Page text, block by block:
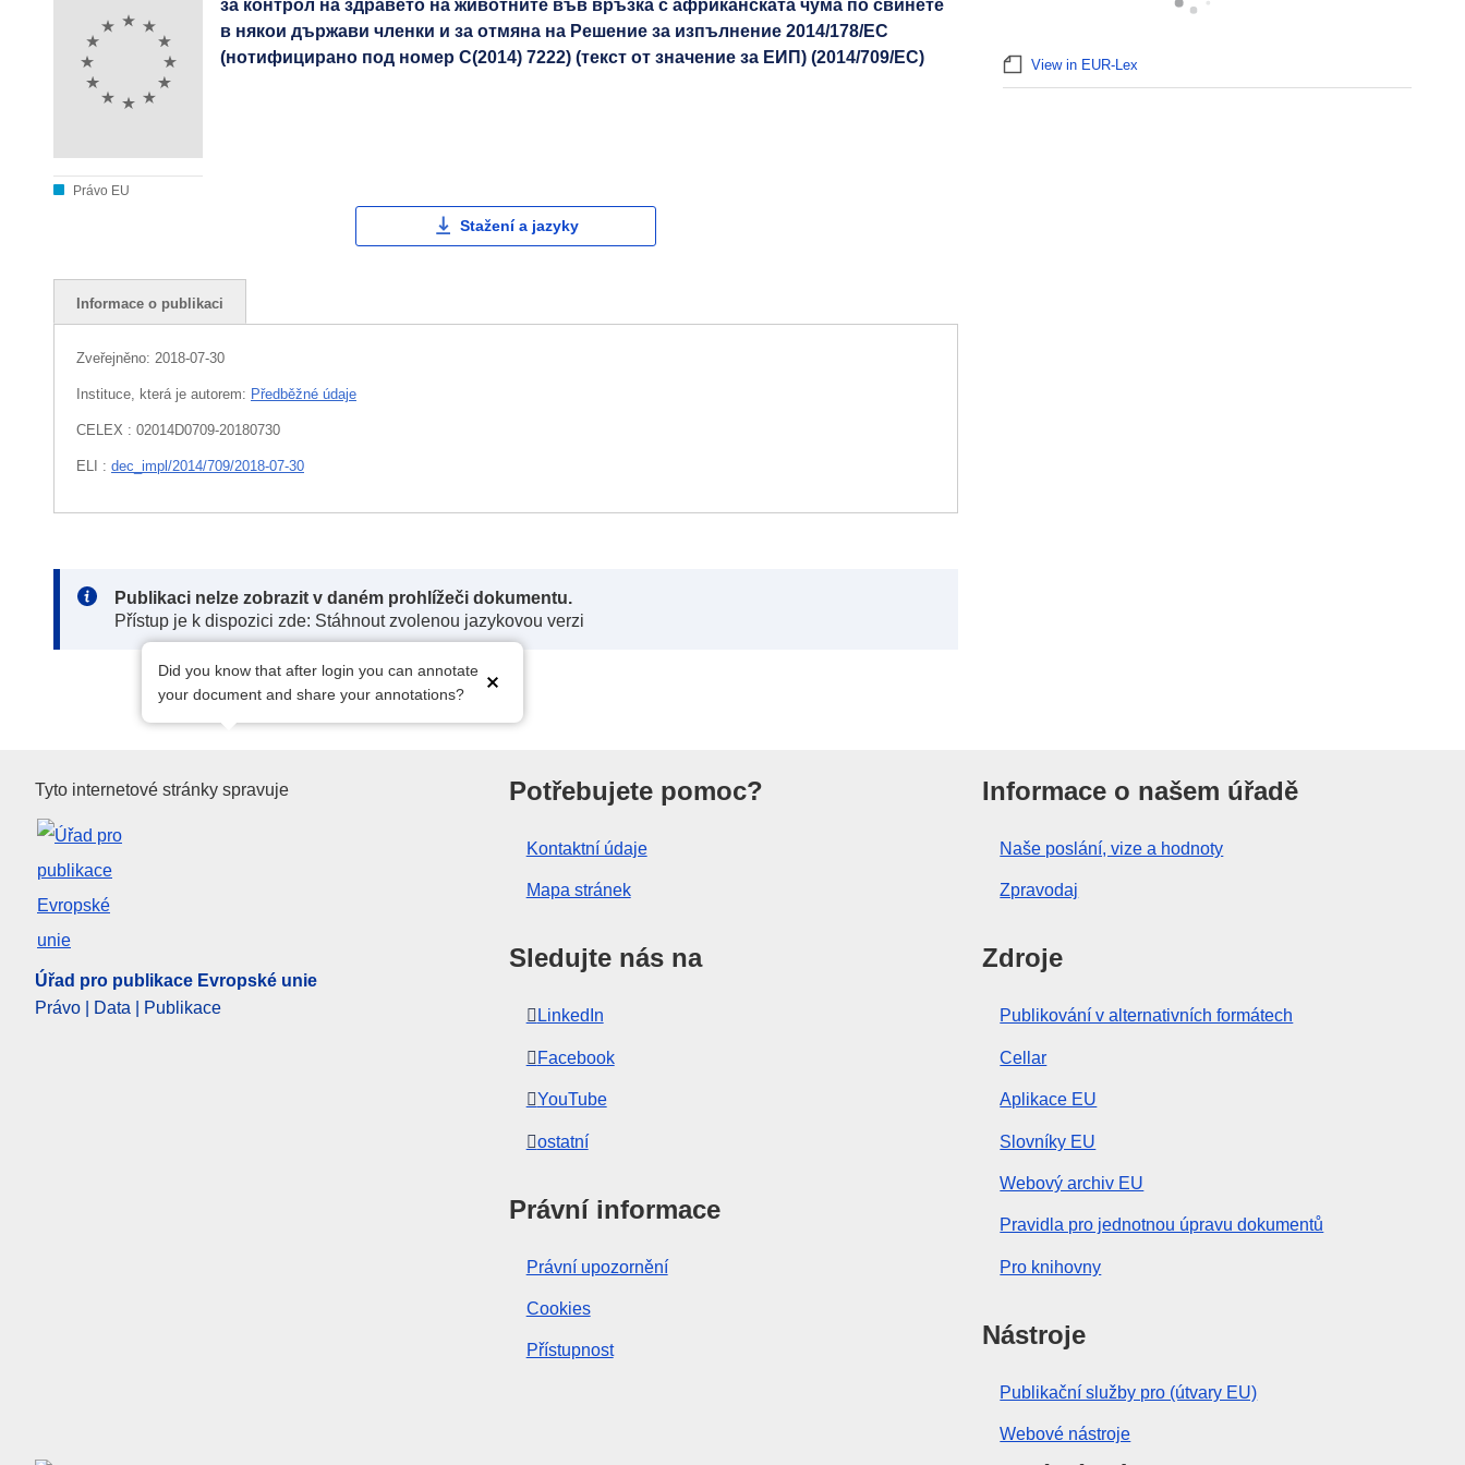
Právo EU
за контрол на здравето на животните във връзка с африканската чума по свинете
в някои държави членки и за отмяна на Решение за изпълнение 2014/178/ЕС
(нотифицирано под номер С(2014) 7222) (текст от значение за ЕИП) (2014/709/EC)
Stažení a jazyky
Informace o publikaci
Zveřejněno: 2018-07-30
Instituce, která je autorem: Předběžné údaje
CELEX : 02014D0709-20180730
ELI : dec_impl/2014/709/2018-07-30
Note:
Publikaci nelze zobrazit v daném prohlížeči dokumentu.
Přístup je k dispozici zde: Stáhnout zvolenou jazykovou verzi
Did you know that after login you can annotate
your document and share your annotations?
View in EUR-Lex
Úřad pro publikace Evropské unie
Tyto internetové stránky spravuje
Úřad pro publikace Evropské unie
Právo | Data | Publikace
Potřebujete pomoc?
Kontaktní údaje
Mapa stránek
Sledujte nás na
LinkedIn
Facebook
YouTube
ostatní
Právní informace
Právní upozornění
Cookies
Přístupnost
Informace o našem úřadě
Naše poslání, vize a hodnoty
Zpravodaj
Zdroje
Publikování v alternativních formátech
Cellar
Aplikace EU
Slovníky EU
Webový archiv EU
Pravidla pro jednotnou úpravu dokumentů
Pro knihovny
Nástroje
Publikační služby pro (útvary EU)
Webové nástroje